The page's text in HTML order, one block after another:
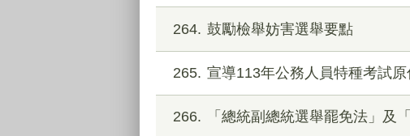
264 鼓勵檢舉妨害選舉要點
265 宣導113年公務人員特種考試
266 「總統副總統選舉罷免法」及